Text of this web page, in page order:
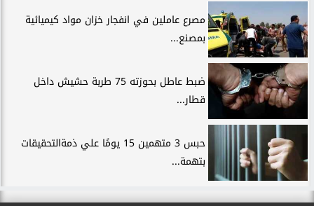
مصرع عاملين في انفجار خزان مواد كيميائية
بمصنع...
ضبط عاطل بحوزته 75 طربة حشيش داخل
قطار...
حبس 3 متهمين 15 يومًا علي ذمةالتحقيقات
بتهمة...